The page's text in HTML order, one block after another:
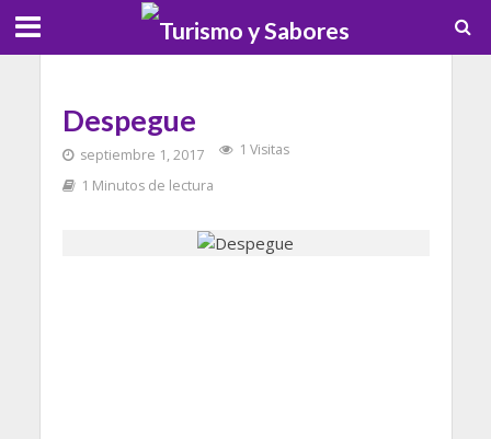
Despegue
septiembre 1, 2017
1 Visitas
1 Minutos de lectura